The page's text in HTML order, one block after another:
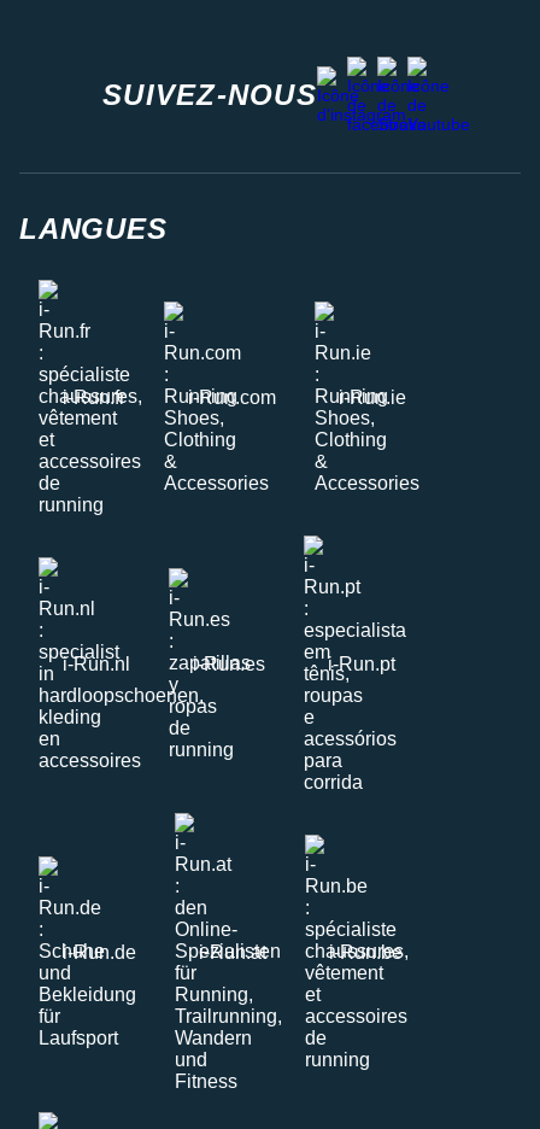
SUIVEZ-NOUS
instagram
facebook
stravayoutube
LANGUES
i-Run.fr i-Run.com i-Run.ie
i-Run.nl i-Run.es i-Run.pt
i-Run.de i-Run.at i-Run.be